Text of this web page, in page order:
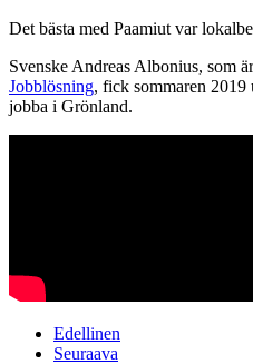
Det bästa med Paamiut var
Svenske Andreas Albonius, som
Jobblösning, fick sommaren 2019
jobba i Grönland.
Edellinen
Seuraava